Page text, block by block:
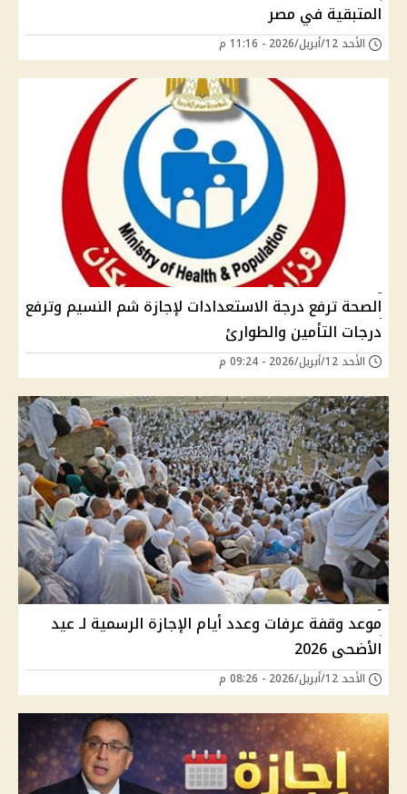
المتبقية في مصر
الأحد 12/أبريل/2026 - 11:16 م
الصحة ترفع درجة الاستعدادات لإجازة شم النسيم وترفع
درجات التأمين والطوارئ
الأحد 12/أبريل/2026 - 09:24 م
موعد وقفة عرفات وعدد أيام الإجازة الرسمية لـ عيد
الأضحى 2026
الأحد 12/أبريل/2026 - 08:26 م